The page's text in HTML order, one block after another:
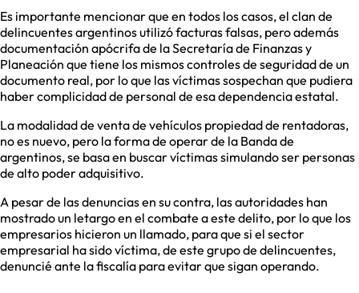
Es importante mencionar que en todos los casos, el clan de
delincuentes argentinos utilizó facturas falsas, pero además
documentación apócrifa de la Secretaría de Finanzas y
Planeación que tiene los mismos controles de seguridad de un
documento real, por lo que las víctimas sospechan que pudiera
haber complicidad de personal de esa dependencia estatal.
La modalidad de venta de vehículos propiedad de rentadoras,
no es nuevo, pero la forma de operar de la Banda de
argentinos, se basa en buscar víctimas simulando ser personas
de alto poder adquisitivo.
A pesar de las denuncias en su contra, las autoridades han
mostrado un letargo en el combate a este delito, por lo que los
empresarios hicieron un llamado, para que si el sector
empresarial ha sido víctima, de este grupo de delincuentes,
denuncié ante la fiscalía para evitar que sigan operando.